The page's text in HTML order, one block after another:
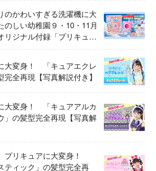
のかわいすぎる洗濯機に大
しい幼稚園９・10・11月
リジナル付録「プリキュ
んたくき」
大変身！ 「キュアエクレ
完全再現【写真解説付き】
大変身！ 「キュアアルカ
」の髪型完全再現【写真解
プリキュアに大変身！
ティック」の髪型完全再